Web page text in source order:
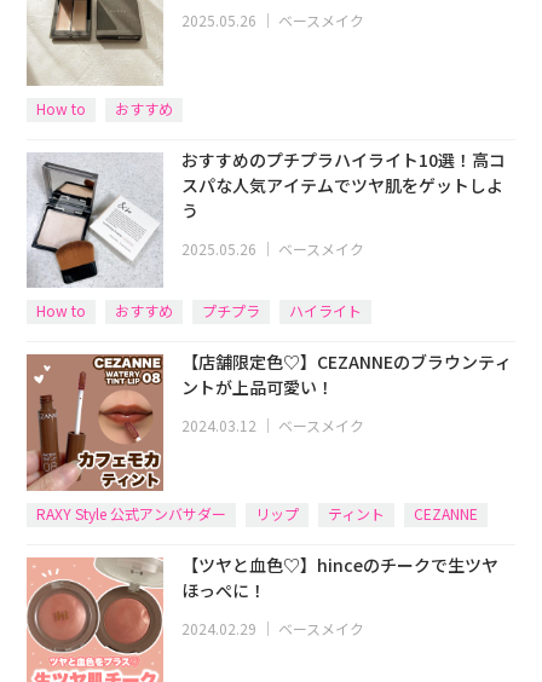
2025.05.26 ｜ ベースメイク
How to おすすめ
おすすめのプチプラハイライト10選！高コ
スパな人気アイテムでツヤ肌をゲットしよ
う
2025.05.26 ｜ ベースメイク
How to おすすめ プチプラ ハイライト
【店舗限定色♡】CEZANNEのブラウンティ
ントが上品可愛い！
2024.03.12 ベースメイク
RAXY Style 公式アンバサダー リップ ティント CEZANNE
【ツヤと血色♡】hinceのチークで生ツヤ
ほっぺに！
2024.02.29 ｜ ベースメイク